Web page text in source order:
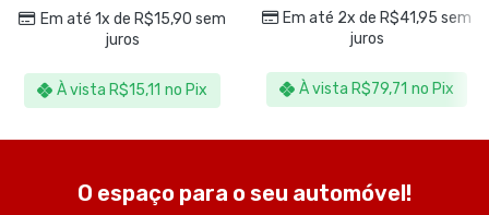
Em até 1x de R$15,90 sem
juros
À vista R$15,11 no Pix
Em até 2x de R$41,95 sem
juros
À vista R$79,71 no Pix
O espaço para o seu automóvel!